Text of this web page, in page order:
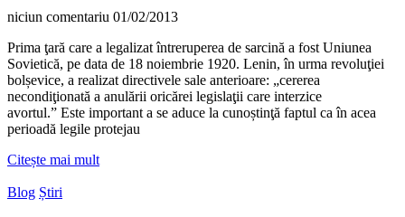
niciun comentariu 01/02/2013
Prima ţară care a legalizat întreruperea de sarcină a fost Uniunea
Sovietică, pe data de 18 noiembrie 1920. Lenin, în urma revoluţiei
bolșevice, a realizat directivele sale anterioare: „cererea
necondiţionată a anulării oricărei legislaţii care interzice
avortul.” Este important a se aduce la cunoștinţă faptul ca în acea
perioadă legile protejau
Citește mai mult
Blog Știri